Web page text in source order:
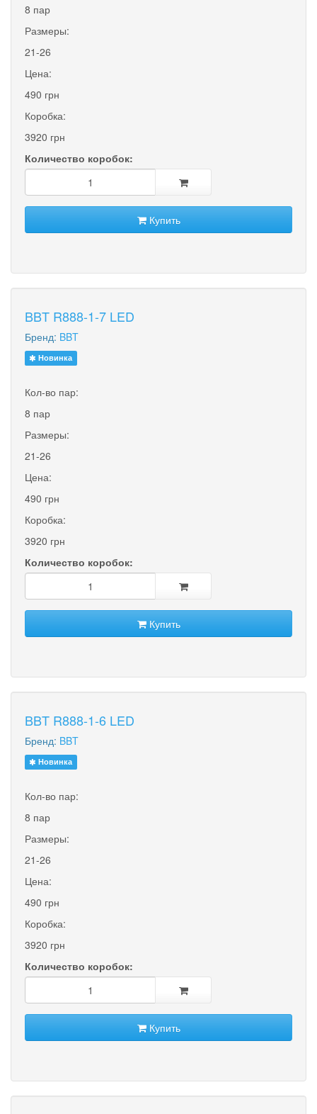
8 пар
Размеры:
21-26
Цена:
490 грн
Коробка:
3920 грн
Количество коробок:
Купить
BBT R888-1-7 LED
Бренд: BBT
Новинка
Кол-во пар:
8 пар
Размеры:
21-26
Цена:
490 грн
Коробка:
3920 грн
Количество коробок:
Купить
BBT R888-1-6 LED
Бренд: BBT
Новинка
Кол-во пар:
8 пар
Размеры:
21-26
Цена:
490 грн
Коробка:
3920 грн
Количество коробок:
Купить